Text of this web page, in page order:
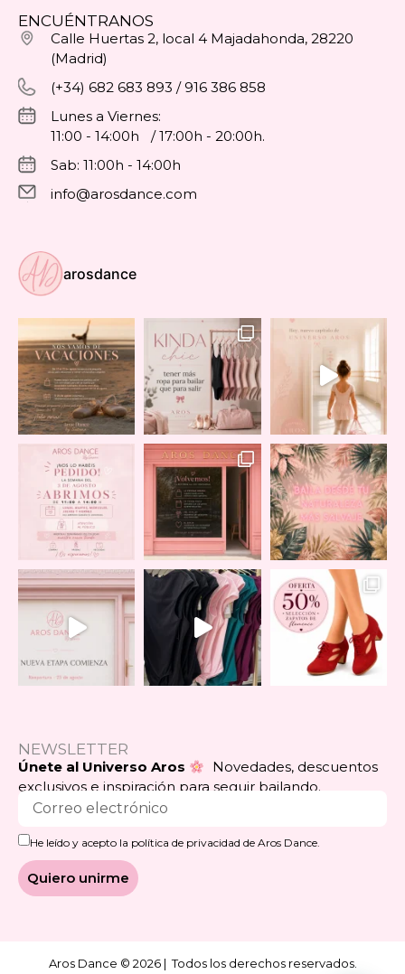
ENCUÉNTRANOS
Calle Huertas 2, local 4 Majadahonda, 28220
(Madrid)
(+34) 682 683 893 / 916 386 858
Lunes a Viernes:
11:00 - 14:00h / 17:00h - 20:00h.
Sab: 11:00h - 14:00h
info@arosdance.com
arosdance
NEWSLETTER
Únete al Universo Aros
Novedades, descuentos
exclusivos e inspiración para seguir bailando.
He leído y acepto la política de privacidad de Aros Dance.
Quiero unirme
Aros Dance © 2026 | Todos los derechos reservados.